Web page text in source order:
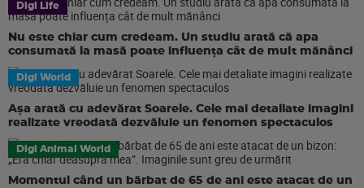
Digi Life
Nu este chiar cum credeam. Un studiu arată că apa
consumată la masă poate influența cât de mult mănânci
Digi World
Așa arată cu adevărat Soarele. Cele mai detaliate imagini
realizate vreodată dezvăluie un fenomen spectaculos
Digi Animal World
Momentul când un bărbat de 65 de ani este atacat de un